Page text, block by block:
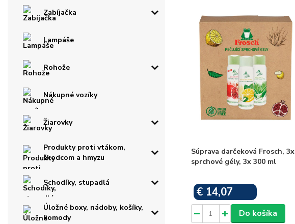
Zabíjačka
Lampáše
Rohože
Nákupné vozíky
Žiarovky
Produkty proti vtákom,
škodcom a hmyzu
Schodíky, stupadlá
Úložné boxy, nádoby, košíky,
komody
Súprava darčeková Frosch, 3x
sprchové gély, 3x 300 ml
€ 14,07
Do košíka